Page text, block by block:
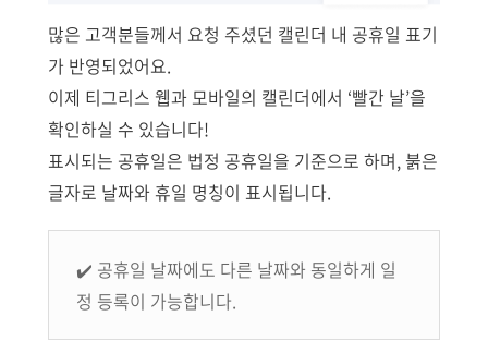
많은 고객분들께서 요청 주셨던 캘린더 내 공휴일 표기
가 반영되었어요.
이제 티그리스 웹과 모바일의 캘린더에서 ‘빨간 날’을
확인하실 수 있습니다!
표시되는 공휴일은 법정 공휴일을 기준으로 하며, 붉은
글자로 날짜와 휴일 명칭이 표시됩니다.
✔️ 공휴일 날짜에도 다른 날짜와 동일하게 일
정 등록이 가능합니다.